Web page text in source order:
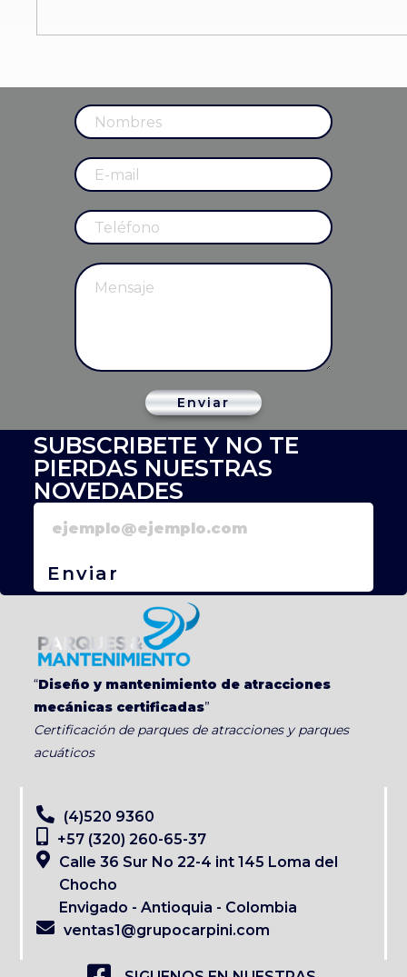
Enviar
SUBSCRIBETE Y NO TE
PIERDAS NUESTRAS
NOVEDADES
Enviar
“Diseño y mantenimiento de atracciones
mecánicas certificadas”
Certificación de parques de atracciones y parques
acuáticos
(4)520 9360
+57 (320) 260-65-37
Calle 36 Sur No 22-4 int 145 Loma del
Chocho
Envigado - Antioquia - Colombia
ventas1@grupocarpini.com